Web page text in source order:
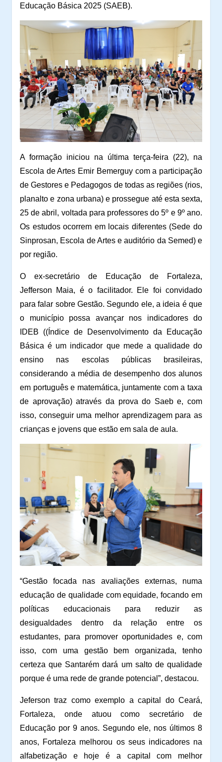
Educação Básica 2025 (SAEB).
A formação iniciou na última terça-feira (22), na
Escola de Artes Emir Bemerguy com a participação
de Gestores e Pedagogos de todas as regiões (rios,
planalto e zona urbana) e prossegue até esta sexta,
25 de abril, voltada para professores do 5º e 9º ano.
Os estudos ocorrem em locais diferentes (Sede do
Sinprosan, Escola de Artes e auditório da Semed) e
por região.
O ex-secretário de Educação de Fortaleza,
Jefferson Maia, é o facilitador. Ele foi convidado
para falar sobre Gestão. Segundo ele, a ideia é que
o município possa avançar nos indicadores do
IDEB ((Índice de Desenvolvimento da Educação
Básica é um indicador que mede a qualidade do
ensino nas escolas públicas brasileiras,
considerando a média de desempenho dos alunos
em português e matemática, juntamente com a taxa
de aprovação) através da prova do Saeb e, com
isso, conseguir uma melhor aprendizagem para as
crianças e jovens que estão em sala de aula.
“Gestão focada nas avaliações externas, numa
educação de qualidade com equidade, focando em
políticas educacionais para reduzir as
desigualdades dentro da relação entre os
estudantes, para promover oportunidades e, com
isso, com uma gestão bem organizada, tenho
certeza que Santarém dará um salto de qualidade
porque é uma rede de grande potencial”, destacou.
Jeferson traz como exemplo a capital do Ceará,
Fortaleza, onde atuou como secretário de
Educação por 9 anos. Segundo ele, nos últimos 8
anos, Fortaleza melhorou os seus indicadores na
alfabetização e hoje é a capital com melhor